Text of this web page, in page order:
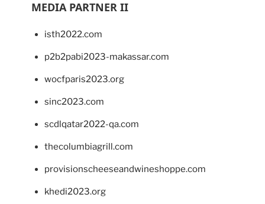
MEDIA PARTNER II
isth2022.com
p2b2pabi2023-makassar.com
wocfparis2023.org
sinc2023.com
scdlqatar2022-qa.com
thecolumbiagrill.com
provisionscheeseandwineshoppe.com
khedi2023.org